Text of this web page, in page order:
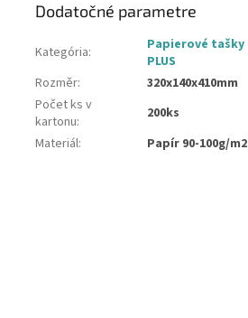
Dodatočné parametre
Kategória:
Papierové tašky
PLUS
Rozměr:
320x140x410mm
Počet ks v
kartonu:
200ks
Materiál: Papír 90-100g/m2